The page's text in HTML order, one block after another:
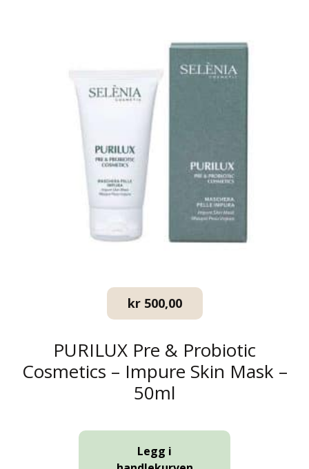
kr500,00
PURILUX Pre & Probiotic
Cosmetics – Impure Skin Mask –
50ml
Legg i